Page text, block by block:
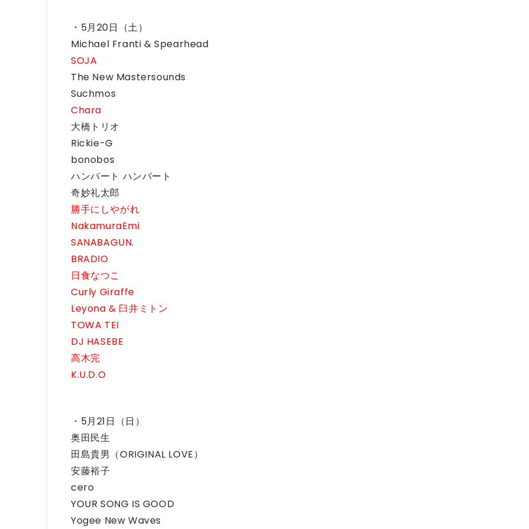
・5月20日（土）
Michael Franti & Spearhead
SOJA
The New Mastersounds
Suchmos
Chara
大橋トリオ
Rickie-G
bonobos
ハンバート ハンバート
奇妙礼太郎
勝手にしやがれ
NakamuraEmi
SANABAGUN.
BRADIO
日食なつこ
Curly Giraffe
Leyona & 臼井ミトン
TOWA TEI
DJ HASEBE
高木完
K.U.D.O
・5月21日（日）
奥田民生
田島貴男（ORIGINAL LOVE）
安藤裕子
cero
YOUR SONG IS GOOD
Yogee New Waves